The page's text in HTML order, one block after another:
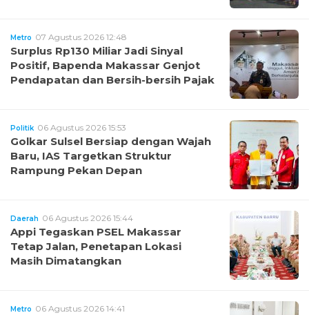
Metro 07 Agustus 2026 12:48
Surplus Rp130 Miliar Jadi Sinyal
Positif, Bapenda Makassar Genjot
Pendapatan dan Bersih-bersih Pajak
Politik 06 Agustus 2026 15:53
Golkar Sulsel Bersiap dengan Wajah
Baru, IAS Targetkan Struktur
Rampung Pekan Depan
Daerah 06 Agustus 2026 15:44
Appi Tegaskan PSEL Makassar
Tetap Jalan, Penetapan Lokasi
Masih Dimatangkan
Metro 06 Agustus 2026 14:41